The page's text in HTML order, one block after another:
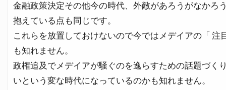
金融政策決定その他今の時代、外敵があろうがなかろ
抱えている点も同じです。
これらを放置しておけないので今ではメデイアの「
も知れません。
政権追及でメデイアが騒ぐのを逸らすための話題づく
いという変な時代になっているのかも知れません。